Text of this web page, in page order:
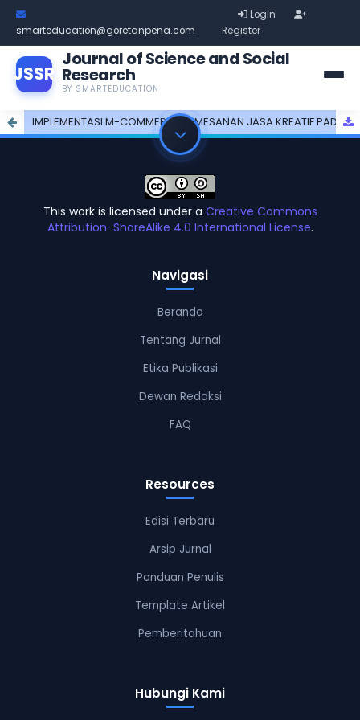
smarteducation@goretanpena.com
Login
Register
JSSR
Journal of Science and Social
Research
BY SMARTEDUCATION
IMPLEMENTASI M-COMMERCE PEMESANAN JASA KREATIF PADA CV. BUAT MAMA BANGGA
This work is licensed under a Creative Commons
Attribution-ShareAlike 4.0 International License.
Navigasi
Beranda
Tentang Jurnal
Etika Publikasi
Dewan Redaksi
FAQ
Resources
Edisi Terbaru
Arsip Jurnal
Panduan Penulis
Template Artikel
Pemberitahuan
Hubungi Kami